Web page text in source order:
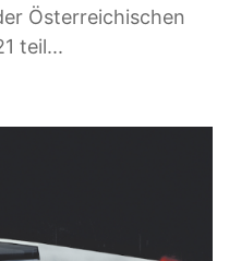
Österreichischen
teil...